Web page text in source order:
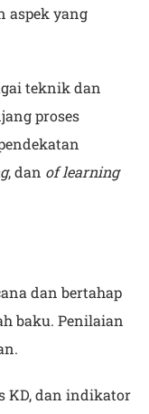
aspek yang
teknik dan
proses
, dan of learning
dan bertahap
baku. Penilaian
KD, dan indikator